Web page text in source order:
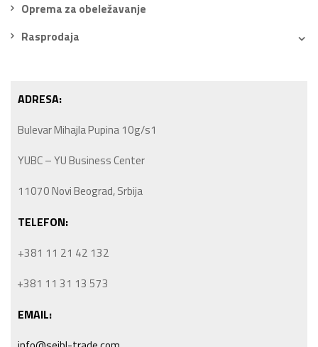
Oprema za obeležavanje
Rasprodaja
ADRESA:
Bulevar Mihajla Pupina 10g/s1
YUBC – YU Business Center
11070 Novi Beograd, Srbija
TELEFON:
+381 11 21 42 132
+381 11 31 13 573
EMAIL: